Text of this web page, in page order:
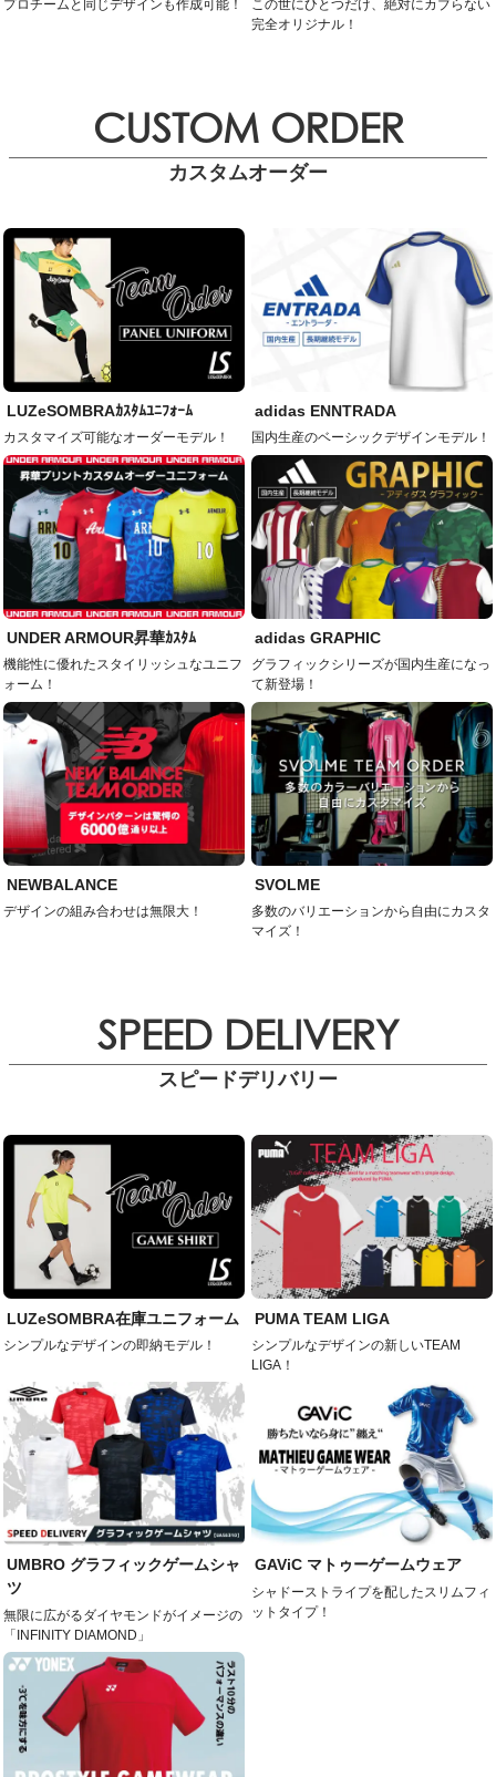
プロチームと同じデザインも作成可能！
この世にひとつだけ、絶対にカブらない
完全オリジナル！
CUSTOM ORDER
カスタムオーダー
LUZeSOMBRAｶｽﾀﾑﾕﾆﾌｫｰﾑ
カスタマイズ可能なオーダーモデル！
adidas ENNTRADA
国内生産のベーシックデザインモデル！
UNDER ARMOUR昇華ｶｽﾀﾑ
機能性に優れたスタイリッシュなユニフ
ォーム！
adidas GRAPHIC
グラフィックシリーズが国内生産になっ
て新登場！
NEWBALANCE
デザインの組み合わせは無限大！
SVOLME
多数のバリエーションから自由にカスタ
マイズ！
SPEED DELIVERY
スピードデリバリー
LUZeSOMBRA在庫ユニフォーム
シンプルなデザインの即納モデル！
PUMA TEAM LIGA
シンプルなデザインの新しいTEAM
LIGA！
UMBRO グラフィックゲームシャ
ツ
無限に広がるダイヤモンドがイメージの
「INFINITY DIAMOND」
GAViC マトゥーゲームウェア
シャドーストライプを配したスリムフィ
ットタイプ！